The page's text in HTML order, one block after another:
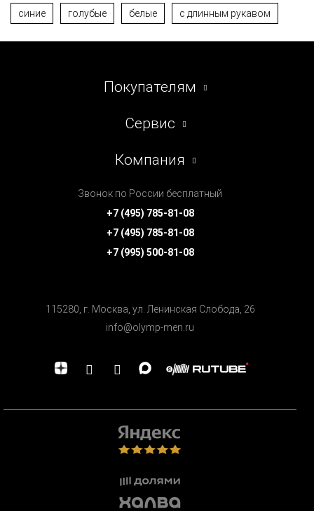
синие голубые белые с длинным рукавом
Покупателям
Сервис
Компания
Звонок по России бесплатный
+7 (495) 785-81-08
+7 (495) 785-81-08
+7 (995) 500-81-08
115280, г. Москва, ул. Ленинская Cлобода, 26
info@olymp-men.ru